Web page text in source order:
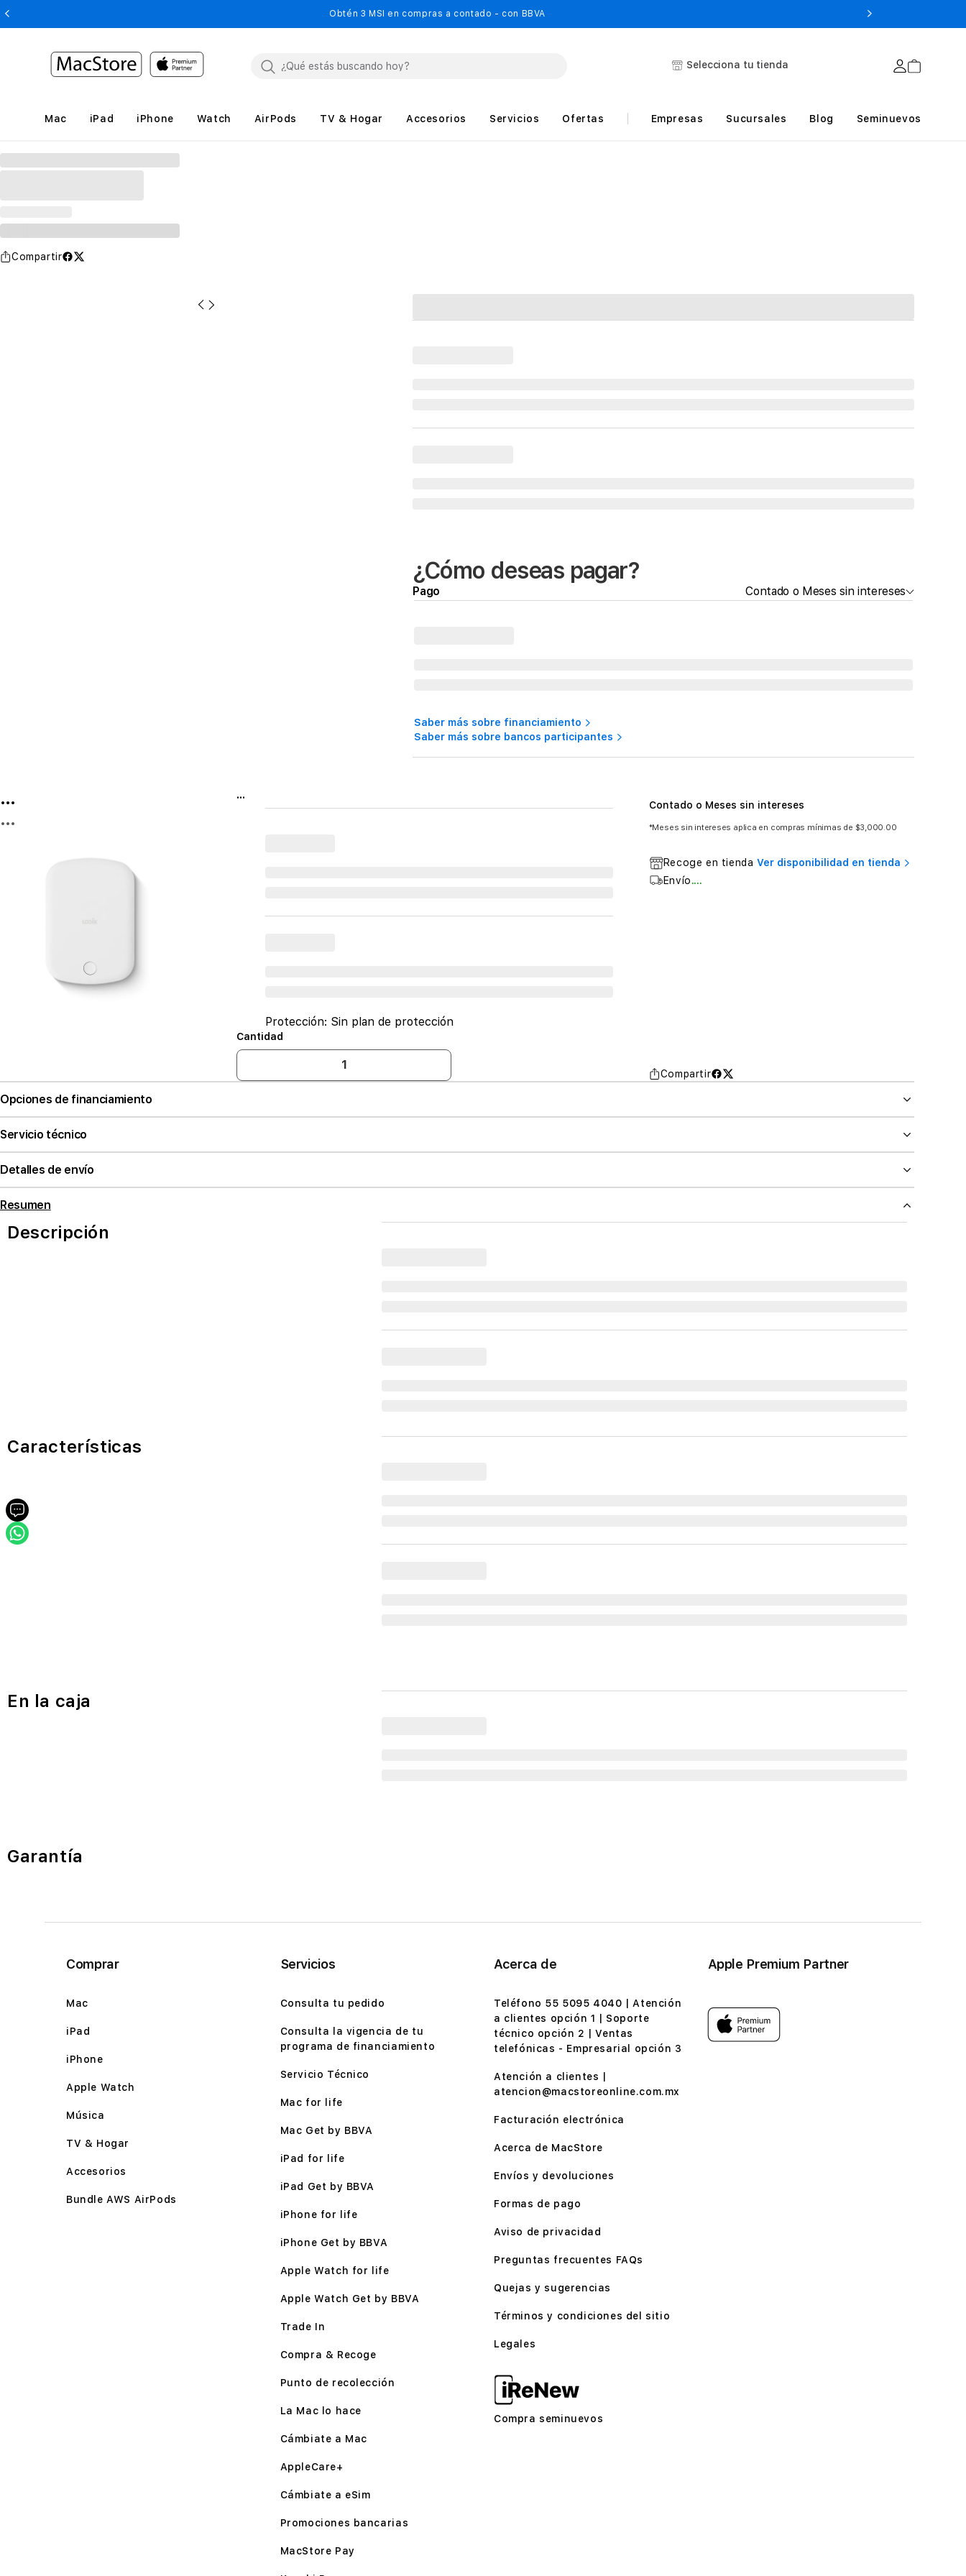
Obtén 3 MSI en compras a contado - con BBVA
Selecciona tu tienda
Mac iPad iPhone Watch AirPods TV & Hogar Accesorios Servicios Ofertas Empresas Sucursales Blog Seminuevos
Compartir
¿Cómo deseas pagar?
Pago Contado o Meses sin intereses
Saber más sobre financiamiento
Saber más sobre bancos participantes
...
...
...
Protección: Sin plan de protección
Cantidad
Contado o Meses sin intereses
*Meses sin intereses aplica en compras mínimas de $3,000.00
Recoge en tienda Ver disponibilidad en tienda
Envío....
Compartir
Opciones de financiamiento
Servicio técnico
Detalles de envío
Resumen
Descripción
Características
En la caja
Garantía
Comprar
Mac
iPad
iPhone
Apple Watch
Música
TV & Hogar
Accesorios
Bundle AWS AirPods
Servicios
Consulta tu pedido
Consulta la vigencia de tu
programa de financiamiento
Servicio Técnico
Mac for life
Mac Get by BBVA
iPad for life
iPad Get by BBVA
iPhone for life
iPhone Get by BBVA
Apple Watch for life
Apple Watch Get by BBVA
Trade In
Compra & Recoge
Punto de recolección
La Mac lo hace
Cámbiate a Mac
AppleCare+
Cámbiate a eSim
Promociones bancarias
MacStore Pay
Acerca de
Teléfono 55 5095 4040 | Atención
a clientes opción 1 | Soporte
técnico opción 2 | Ventas
telefónicas - Empresarial opción 3
Atención a clientes |
atencion@macstoreonline.com.mx
Facturación electrónica
Acerca de MacStore
Envíos y devoluciones
Formas de pago
Aviso de privacidad
Preguntas frecuentes FAQs
Quejas y sugerencias
Términos y condiciones del sitio
Legales
Compra seminuevos
Apple Premium Partner